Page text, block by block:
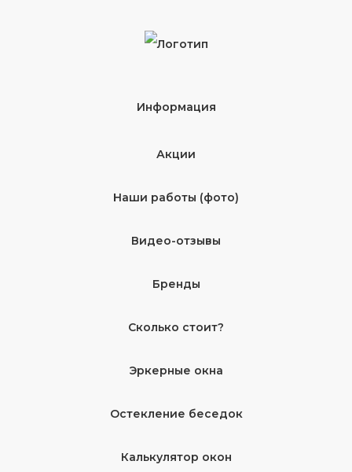
Информация
Акции
Наши работы (фото)
Видео-отзывы
Бренды
Сколько стоит?
Эркерные окна
Остекление беседок
Калькулятор окон